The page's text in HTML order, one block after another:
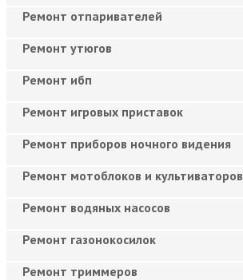
Ремонт отпаривателей
Ремонт утюгов
Ремонт ибп
Ремонт игровых приставок
Ремонт приборов ночного видения
Ремонт мотоблоков и культиваторов
Ремонт водяных насосов
Ремонт газонокосилок
Ремонт триммеров